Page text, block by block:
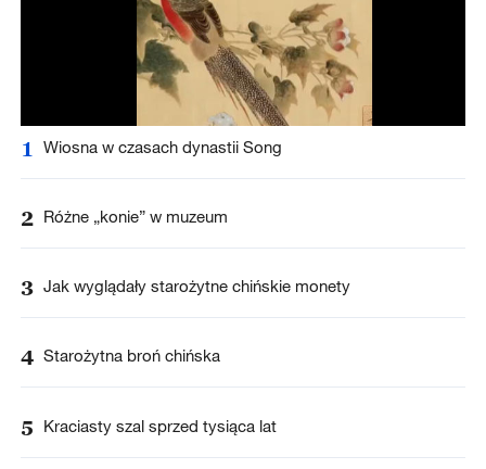
1 Wiosna w czasach dynastii Song
2 Różne „konie” w muzeum
3 Jak wyglądały starożytne chińskie monety
4 Starożytna broń chińska
5 Kraciasty szal sprzed tysiąca lat